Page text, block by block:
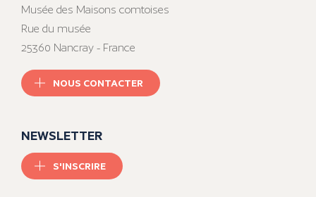
Musée des Maisons comtoises
Rue du musée
25360 Nancray - France
NOUS CONTACTER
NEWSLETTER
S'INSCRIRE